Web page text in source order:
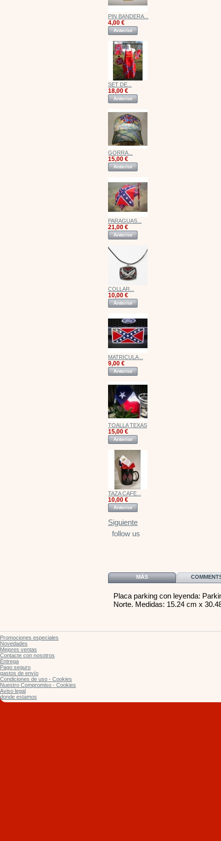
PIN BANDERA...
4,00 €
Anterior
SET DE...
18,00 €
Anterior
GORRA...
15,00 €
Anterior
PARAGUAS...
21,00 €
Anterior
COLLAR...
10,00 €
Anterior
MATRICULA...
9,00 €
Anterior
TOALLA TEXAS
15,00 €
Anterior
TAZA CAFE...
10,00 €
Anterior
Siguiente
follow us
MÁS
Placa parking con leyenda:
Norte. Medidas: 15.24 cm x
Promociones especiales
Novedades
Mejores ventas
Contacte con nosotros
Entrega
Pago seguro
gastos de envío
Condiciones de uso - Cookies
Nuestro Compromiso - Cookies
Aviso legal
donde estamos